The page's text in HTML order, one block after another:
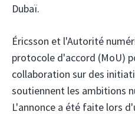
Dubaï.
Éricsson et l'Autorité
protocole d'accord (MoU)
collaboration sur des
soutiennent les ambitions
L'annonce a été faite lors